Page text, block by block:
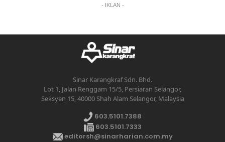
- IKLAN -
Sinar Karangkraf Sdn. Bhd.
Lot 1, Jalan Renggam 15/5, Persiaran Selangor,
Seksyen 15, 40000 Shah Alam Selangor, Malaysia
603.5101.7388
603.5101.7333
editorsh@sinarharian.com.my